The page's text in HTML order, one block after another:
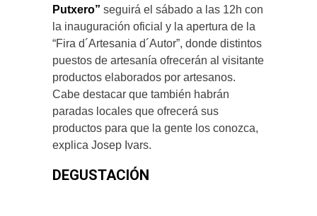
Putxero” seguirá el sábado a las 12h con
la inauguración oficial y la apertura de la
“Fira d´Artesania d´Autor”, donde distintos
puestos de artesanía ofrecerán al visitante
productos elaborados por artesanos.
Cabe destacar que también habrán
paradas locales que ofrecerá sus
productos para que la gente los conozca,
explica Josep Ivars.
DEGUSTACIÓN